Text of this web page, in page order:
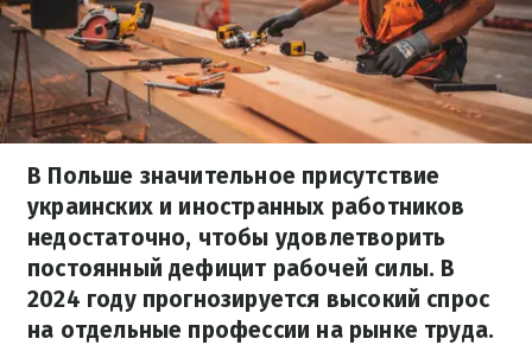
В Польше значительное присутствие
украинских и иностранных работников
недостаточно, чтобы удовлетворить
постоянный дефицит рабочей силы. В
2024 году прогнозируется высокий спрос
на отдельные профессии на рынке труда.